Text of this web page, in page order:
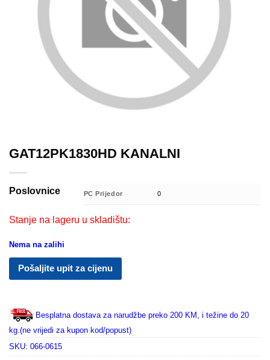
GAT12PK1830HD KANALNI
Poslovnice PC Prijedor 0
Stanje na lageru u skladištu:
Nema na zalihi
Pošaljite upit za cijenu
Besplatna dostava za narudžbe preko 200 KM, i težine do 20
kg.(ne vrijedi za kupon kod/popust)
SKU: 066-0615